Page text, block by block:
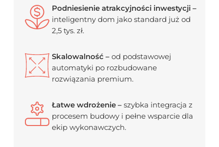
Podniesienie atrakcyjności inwestycji –
inteligentny dom jako standard już od
2,5 tys. zł.
Skalowalność – od podstawowej
automatyki po rozbudowane
rozwiązania premium.
Łatwe wdrożenie – szybka integracja z
procesem budowy i pełne wsparcie dla
ekip wykonawczych.